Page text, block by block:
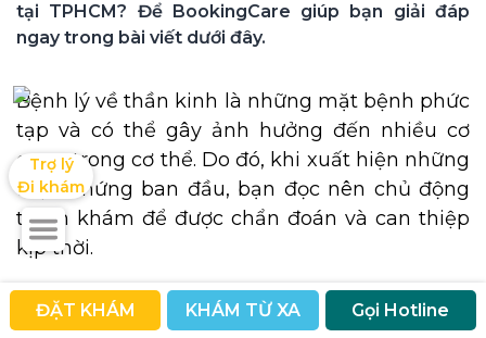
tại TPHCM? Để BookingCare giúp bạn giải đáp
ngay trong bài viết dưới đây.
Bệnh lý về thần kinh là những mặt bệnh phức
tạp và có thể gây ảnh hưởng đến nhiều cơ
quan trong cơ thể. Do đó, khi xuất hiện những
triệu chứng ban đầu, bạn đọc nên chủ động
thăm khám để được chẩn đoán và can thiệp
kịp thời.
Do danh sách bác sĩ thần kinh giỏi tại TPHCM
còn rất nhiều thế nên bên cạnh8 bác sĩ thần
Trợ lý
Đi khám
ĐẶT KHÁM KHÁM TỪ XA Gọi Hotline